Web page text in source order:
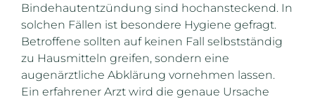
Bindehautentzündung sind hochansteckend. In
solchen Fällen ist besondere Hygiene gefragt.
Betroffene sollten auf keinen Fall selbstständig
zu Hausmitteln greifen, sondern eine
augenärztliche Abklärung vornehmen lassen.
Ein erfahrener Arzt wird die genaue Ursache